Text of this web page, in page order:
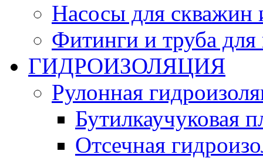
Насосы для скважин
Фитинги и труба для
ГИДРОИЗОЛЯЦИЯ
Рулонная
Бутилкаучуковая
Отсечная